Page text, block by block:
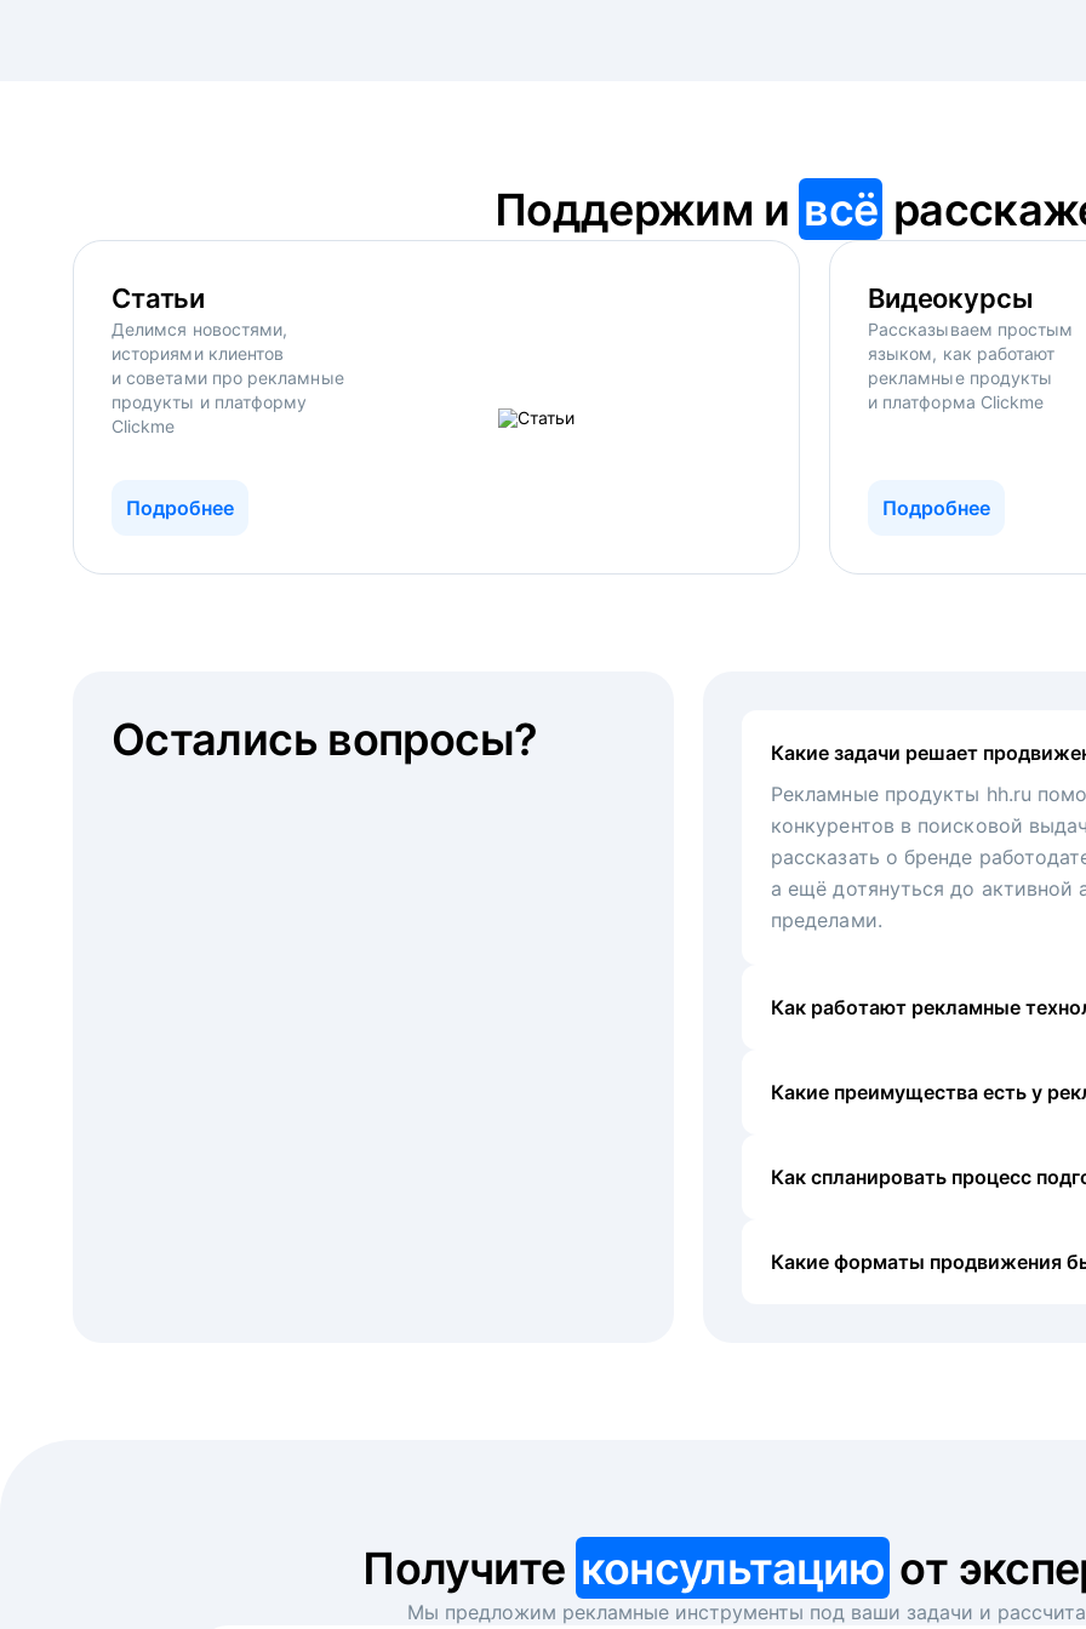
Поддержим и всё
Статьи
Делимся новостями,
историями клиентов
и советами про рекламные
продукты и платформу
Clickme
Подробнее
Видеокурсы
Рассказываем простым
языком, как работают
рекламные продукты
и платформа Clickme
Подробнее
Какие задачи решает
Рекламные продукты hh.ru
конкурентов в поисковой
рассказать о бренде
а ещё дотянуться до активной
пределами.
Как работают рекламные
Какие преимущества есть у
Как спланировать процесс
Какие форматы продвижения
Остались вопросы?
Получите консультацию от
Мы предложим рекламные инструменты под ваши задачи и